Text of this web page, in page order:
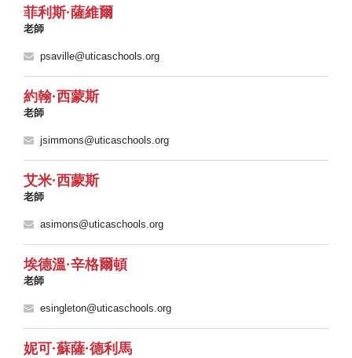
菲利斯·薩維爾
老師
psaville@uticaschools.org
約翰·西蒙斯
老師
jsimmons@uticaschools.org
艾米·西蒙斯
老師
asimons@uticaschools.org
埃德溫·辛格爾頓
老師
esingleton@uticaschools.org
妮可·蘇薩·德利馬